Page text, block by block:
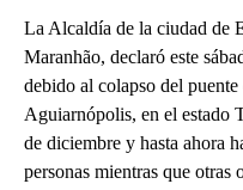
La Alcaldía de la ciudad de
Maranhão, declaró este
debido al colapso del
Aguiarnópolis, en el estado
de diciembre y hasta ahora
personas mientras que otras